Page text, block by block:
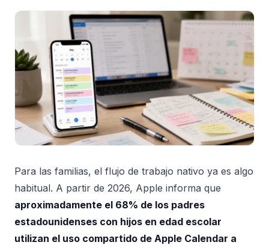
Para las familias, el flujo de trabajo nativo ya es algo
habitual. A partir de 2026, Apple informa que
aproximadamente el 68% de los padres
estadounidenses con hijos en edad escolar
utilizan el uso compartido de Apple Calendar a